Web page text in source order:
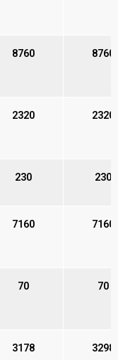
8760 8760
2320 2320
230 230
7160 7160
70 70
3178 3298